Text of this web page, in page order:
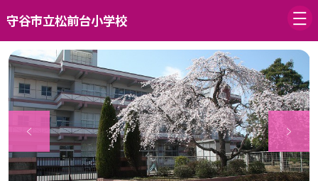
守谷市立松前台小学校